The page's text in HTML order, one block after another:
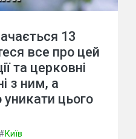
13
все про цей
та церковні
з ним, а
цього
#Київ